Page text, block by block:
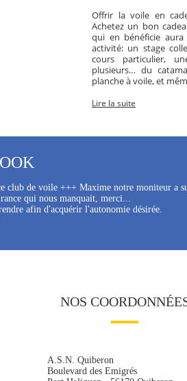
Offrir la voile en
Achetez un bon
qui en bénéficie
activité: un stage
cours particulier,
plusieurs… du
planche à voile, et
Lire la suite
club de voile +++ Maxime notre moniteur a
qui nous manquait, merci...
afin d'acquérir l'autonomie désirée.
NOS
A.S.N. Quiberon
Boulevard des Emigrés